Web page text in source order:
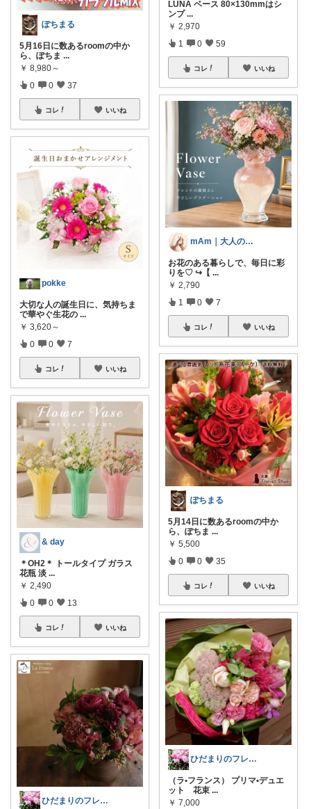
ぽちまる
5月16日に数あるroomの中か
ら、ぽちま ...
￥ 8,980～
0 0 37
コレ いいね
pokke
大切な人の誕生日に、気持ちま
で華やぐ生花の ...
￥ 3,620～
0 0 7
コレ いいね
& day
＊OH2＊ トールタイプ ガラス
花瓶 淡 ...
￥ 2,490
0 0 13
コレ いいね
ひだまりのフレンチ🩷ガーデン
LUNA ベース 80×130mmはシ
ンプ ...
￥ 2,970
1 0 59
コレ いいね
mAm｜大人のご褒美セレクト
お花のある暮らしで、毎日に彩
りを♡ ↪︎【 ...
￥ 2,790
1 0 7
コレ いいね
ぽちまる
5月14日に数あるroomの中か
ら、ぽちま ...
￥ 5,500
0 0 35
コレ いいね
ひだまりのフレンチ🩷ガーデン
（ラ•フランス） プリマ•デュエ
ット 花束 ...
￥ 7,000